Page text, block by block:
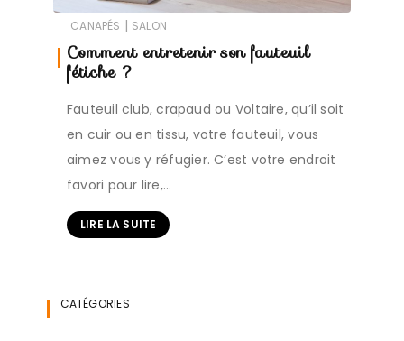
CANAPÉS | SALON
Comment entretenir son fauteuil
fétiche ?
Fauteuil club, crapaud ou Voltaire, qu’il soit
en cuir ou en tissu, votre fauteuil, vous
aimez vous y réfugier. C’est votre endroit
favori pour lire,…
LIRE LA SUITE
CATÉGORIES